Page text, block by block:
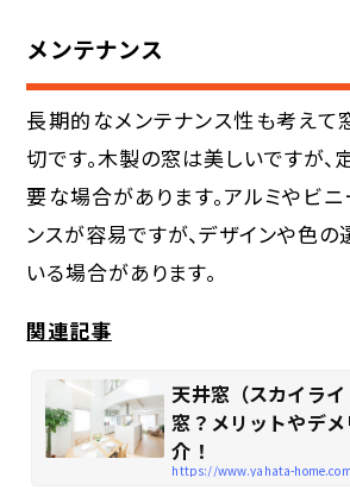
メンテナンス
長期的なメンテナンス性も考えて
切です。木製の窓は美しいですが
要な場合があります。アルミやビ
ンスが容易ですが、デザインや色
いる場合があります。
関連記事
天井窓（スカイラ
窓？メリットやデ
介！
https://www.yahata-